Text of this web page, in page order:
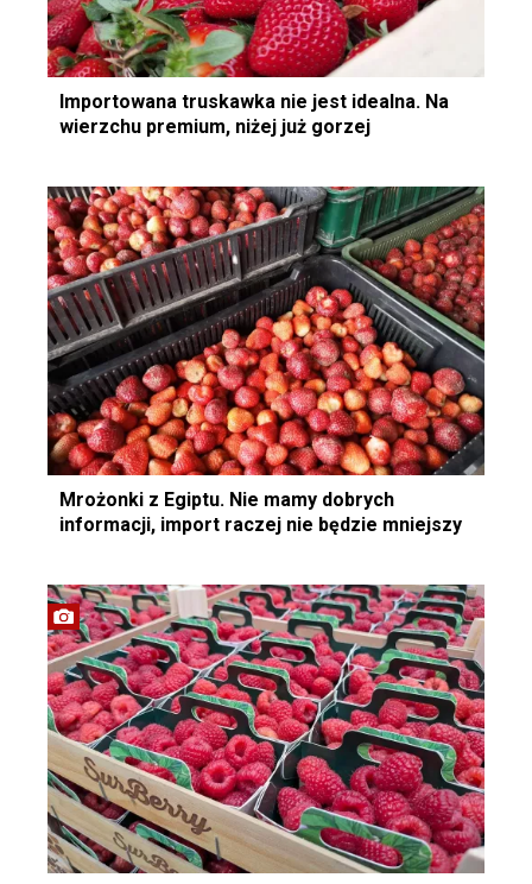
Importowana truskawka nie jest idealna. Na
wierzchu premium, niżej już gorzej
Mrożonki z Egiptu. Nie mamy dobrych
informacji, import raczej nie będzie mniejszy